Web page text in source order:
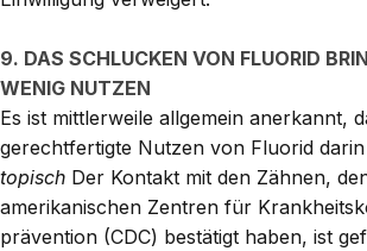
9. DAS SCHLUCKEN VON FLUORID
WENIG NUTZEN
Es ist mittlerweile allgemein anerkannt,
gerechtfertigte Nutzen von Fluorid
topisch Der Kontakt mit den Zähnen,
amerikanischen Zentren für
prävention (CDC) bestätigt haben, ist